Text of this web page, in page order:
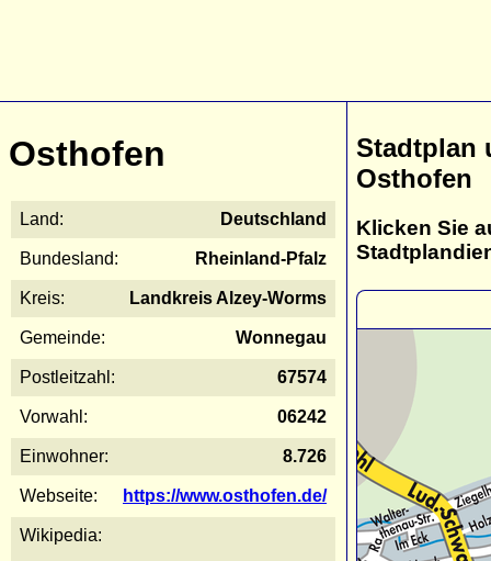
Osthofen
Land: Deutschland
Bundesland: Rheinland-Pfalz
Kreis: Landkreis Alzey-Worms
Gemeinde: Wonnegau
Postleitzahl: 67574
Vorwahl: 06242
Einwohner: 8.726
Webseite: https://www.osthofen.de/
Wikipedia:
Stadtplan
Osthofen
Klicken Sie